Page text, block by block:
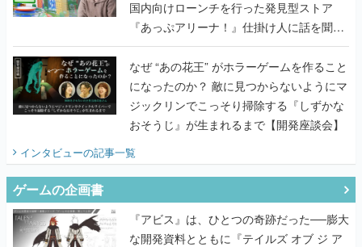
国内向けローンチを行った発見型ストア
『あっぷアリーナ！』仕掛け人に話を聞い
てみた
なぜ “あの花王” がホラーゲームを作ること
になったのか？ 敵に見つからないようにマ
ジックリンでこっそり掃除する『しずかな
おそうじ』が生まれるまで【開発座談会】
インタビューの記事一覧
ゲームの企画書
『アビス』は、ひとつの奇跡だった──膨大
な開発資料とともに『テイルズ オブ ジ ア